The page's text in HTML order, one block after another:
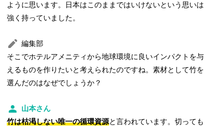
ように思います。日本はこのままではいけないという思いは
強く持っていました。
編集部
そこでホテルアメニティから地球環境に良いインパクトを与
えるものを作りたいと考えられたのですね。素材として竹を
選んだのはなぜでしょうか？
山本さん
竹は枯渇しない唯一の循環資源と言われています。切っても